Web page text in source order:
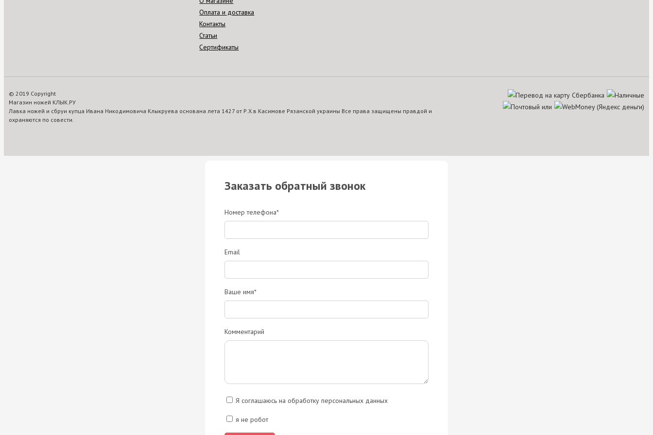
Оплата и доставка
Контакты
Статьи
Сертификаты
© 2019 Copyright
Магазин ножей КЛЫК.РУ
Лавка ножей и сбруи купца Ивана Никодимовича Клыкруева основана лета 1427 от Р.Х.в Касимове Рязанской украины Все права защищены правдой и
охраняются по совести.
Заказать обратный звонок
Номер телефона*
Email
Ваше имя*
Комментарий
Я соглашаюсь на обработку персональных данных
я не робот